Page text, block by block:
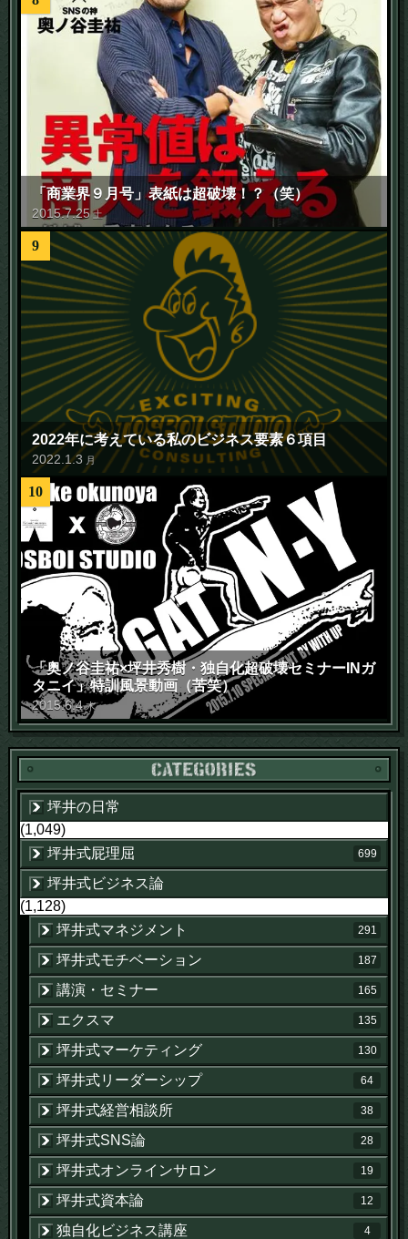
「商業界９月号」表紙は超破壊！？（笑）
2015.7.25 土
9
2022年に考えている私のビジネス要素６項目
2022 1.3 月
10
「奥ノ谷圭祐×坪井秀樹・独自化超破壊セミナーINガ
タニイ」特訓風景動画（苦笑）
2015.6.4 木
坪井の日常
(1,049)
坪井式屁理屈
699
坪井式ビジネス論
(1,128)
坪井式マネジメント
291
坪井式モチベーション 187
講演・セミナー 165
エクスマ 135
坪井式マーケティング 130
坪井式リーダーシップ 64
坪井式経営相談所 38
坪井式SNS論 28
坪井式オンラインサロン 19
坪井式資本論 12
独自化ビジネス講座 4